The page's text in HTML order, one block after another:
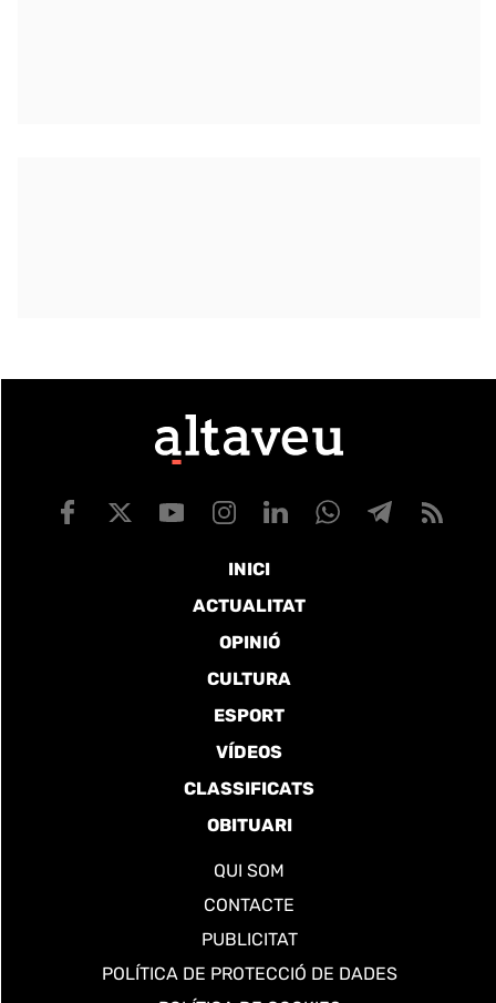
INICI
ACTUALITAT
OPINIÓ
CULTURA
ESPORT
VÍDEOS
CLASSIFICATS
OBITUARI
QUI SOM
CONTACTE
PUBLICITAT
POLÍTICA DE PROTECCIÓ DE DADES